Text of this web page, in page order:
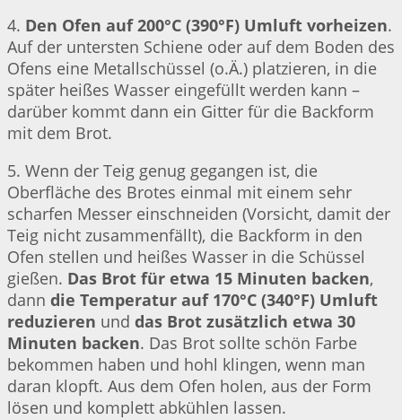
4. Den Ofen auf 200°C (390°F) Umluft vorheizen.
Auf der untersten Schiene oder auf dem Boden des
Ofens eine Metallschüssel (o.Ä.) platzieren, in die
später heißes Wasser eingefüllt werden kann –
darüber kommt dann ein Gitter für die Backform
mit dem Brot.
5. Wenn der Teig genug gegangen ist, die
Oberfläche des Brotes einmal mit einem sehr
scharfen Messer einschneiden (Vorsicht, damit der
Teig nicht zusammenfällt), die Backform in den
Ofen stellen und heißes Wasser in die Schüssel
gießen. Das Brot für etwa 15 Minuten backen,
dann die Temperatur auf 170°C (340°F) Umluft
reduzieren und das Brot zusätzlich etwa 30
Minuten backen. Das Brot sollte schön Farbe
bekommen haben und hohl klingen, wenn man
daran klopft. Aus dem Ofen holen, aus der Form
lösen und komplett abkühlen lassen.